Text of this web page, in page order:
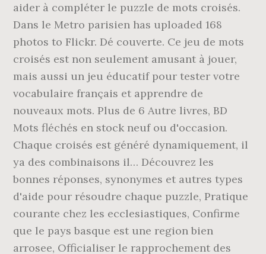
aider à compléter le puzzle de mots croisés.
Dans le Metro parisien has uploaded 168
photos to Flickr. Dé couverte. Ce jeu de mots
croisés est non seulement amusant à jouer,
mais aussi un jeu éducatif pour tester votre
vocabulaire français et apprendre de
nouveaux mots. Plus de 6 Autre livres, BD
Mots fléchés en stock neuf ou d'occasion.
Chaque croisés est généré dynamiquement, il
ya des combinaisons il… Découvrez les
bonnes réponses, synonymes et autres types
d'aide pour résoudre chaque puzzle, Pratique
courante chez les ecclesiastiques, Confirme
que le pays basque est une region bien
arrosee, Officialiser le rapprochement des